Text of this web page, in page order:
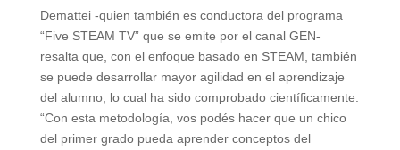
Demattei -quien también es conductora del programa
“Five STEAM TV” que se emite por el canal GEN-
resalta que, con el enfoque basado en STEAM, también
se puede desarrollar mayor agilidad en el aprendizaje
del alumno, lo cual ha sido comprobado científicamente.
“Con esta metodología, vos podés hacer que un chico
del primer grado pueda aprender conceptos del